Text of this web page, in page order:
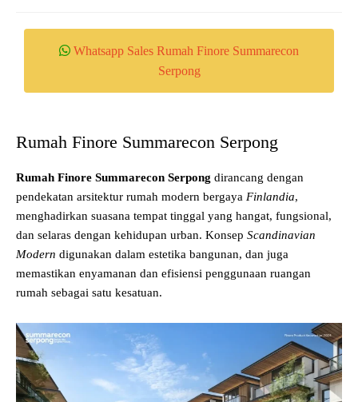
Whatsapp Sales Rumah Finore Summarecon
Serpong
Rumah Finore Summarecon Serpong
Rumah Finore Summarecon Serpong dirancang dengan
pendekatan arsitektur rumah modern bergaya Finlandia,
menghadirkan suasana tempat tinggal yang hangat, fungsional,
dan selaras dengan kehidupan urban. Konsep Scandinavian
Modern digunakan dalam estetika bangunan, dan juga
memastikan enyamanan dan efisiensi penggunaan ruangan
rumah sebagai satu kesatuan.